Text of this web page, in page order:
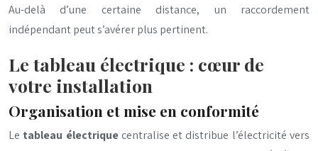
Au-delà d’une certaine distance, un raccordement
indépendant peut s’avérer plus pertinent.
Le tableau électrique : cœur de
votre installation
Organisation et mise en conformité
Le tableau électriquecentralise et distribue l’électricité vers